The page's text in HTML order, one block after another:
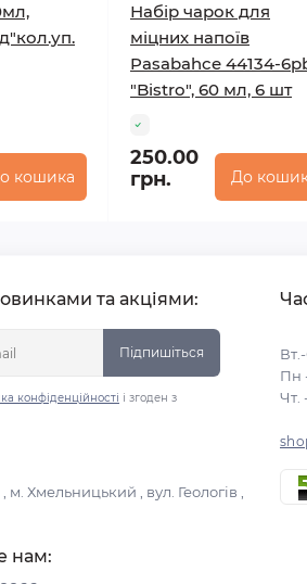
кошика
Набір чарок для
міцних напоїв
Pasabahce 44134-
"Bistro", 60 мл, 6 шт
250.00
грн.
До
та акціями:
Підпишіться
конфіденційності і згоден з
Хмельницький , вул. Геологів ,
нам:
Пн
Чт.